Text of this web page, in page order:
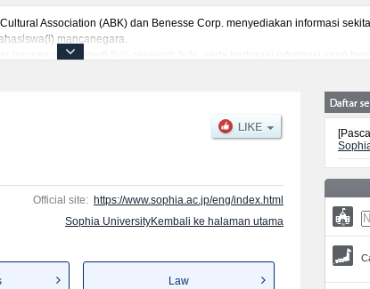
Association (ABK) dan Benesse Corp. menyediakan informasi
mancanegara.
jurusan riset seperti %% research %%, serta berbagai informasi yang
Official site: https://www.sophia.ac.jp/eng/index.html
Sophia UniversityKembali ke halaman utama
Law